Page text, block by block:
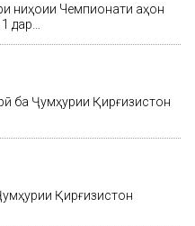
ниҳоии Чемпионати ҷаҳон
дар…
ба Ҷумҳурии Қирғизистон
Қирғизистон